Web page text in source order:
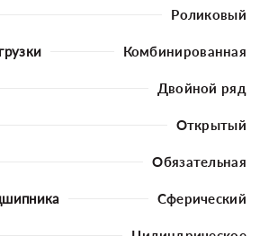
Роликовый
Комбинированная
Двойной ряд
Открытый
Обязательная
Сферический